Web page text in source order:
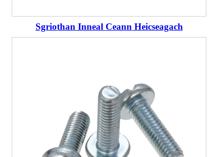
Sgriothan Inneal Ceann Heicseagach